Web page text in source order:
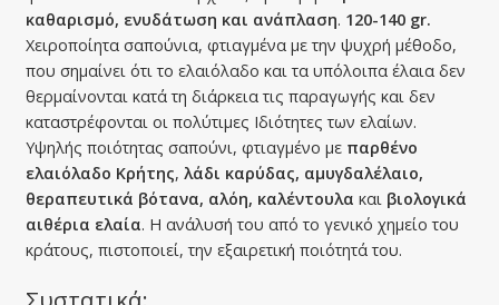
καθαρισμό, ενυδάτωση και ανάπλαση. 120-140 gr.
Χειροποίητα σαπούνια, φτιαγμένα με την ψυχρή μέθοδο,
που σημαίνει ότι το ελαιόλαδο και τα υπόλοιπα έλαια δεν
θερμαίνονται κατά τη διάρκεια τις παραγωγής και δεν
καταστρέφονται οι πολύτιμες Ιδιότητες των ελαίων.
Υψηλής ποιότητας σαπούνι, φτιαγμένο με παρθένο
ελαιόλαδο Κρήτης, λάδι καρύδας, αμυγδαλέλαιο,
θεραπευτικά βότανα, αλόη, καλέντουλα και βιολογικά
αιθέρια ελαία. Η ανάλυσή του από το γενικό χημείο του
κράτους, πιστοποιεί, την εξαιρετική ποιότητά του.